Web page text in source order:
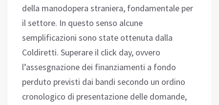
della manodopera straniera, fondamentale per
il settore. In questo senso alcune
semplificazioni sono state ottenuta dalla
Coldiretti. Superare il click day, ovvero
l’assesgnazione dei finanziamenti a fondo
perduto previsti dai bandi secondo un ordino
cronologico di presentazione delle domande,